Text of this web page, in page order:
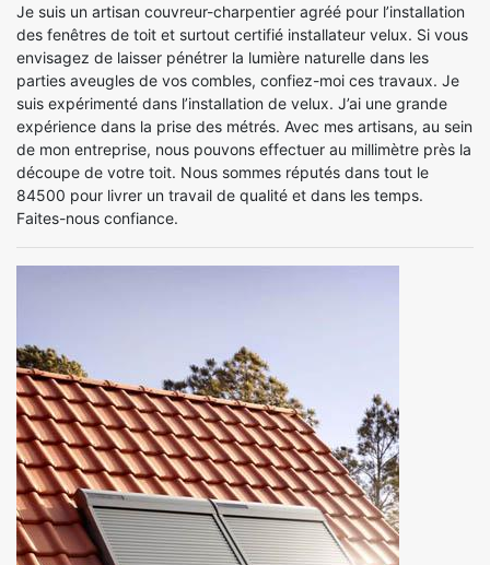
Je suis un artisan couvreur-charpentier agréé pour l’installation
des fenêtres de toit et surtout certifié installateur velux. Si vous
envisagez de laisser pénétrer la lumière naturelle dans les
parties aveugles de vos combles, confiez-moi ces travaux. Je
suis expérimenté dans l’installation de velux. J’ai une grande
expérience dans la prise des métrés. Avec mes artisans, au sein
de mon entreprise, nous pouvons effectuer au millimètre près la
découpe de votre toit. Nous sommes réputés dans tout le
84500 pour livrer un travail de qualité et dans les temps.
Faites-nous confiance.